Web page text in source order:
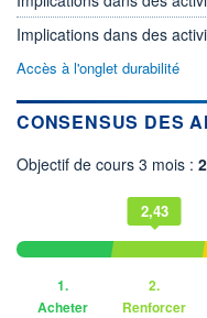
Implications dans des
Accès à l'onglet durabilité
CONSENSUS DES
Objectif de cours 3 mois :
1.
Acheter
2,43
2.
Renforcer